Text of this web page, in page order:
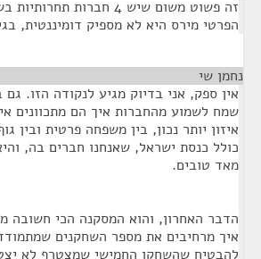
זה פשוט משום שיש 4 חברות
הפרטי מירס היא לא מספיק דומיננטית,
נחמן שי
אין ספק, אני בדיוק מגיע לנקודה הזו. גם
שמח לשמוע מהחברות איך הם מתכוונים
איזון יותר נכון, בין משפחה פרטית ובין
כולל כנסת ישראל, שאנחנו חברים בה,
מאד טובים.
הדבר האחרון, והוא המסקנה הכי חשובה
איך מרחיבים את מספר השחקנים
להבטיח שהשחקן החמישי שמצטרף לא